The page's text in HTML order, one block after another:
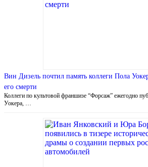
Вин Дизель почтил память коллеги Пола
его смерти
Коллеги по культовой франшизе “Форсаж” ежегодно
Уокера, …